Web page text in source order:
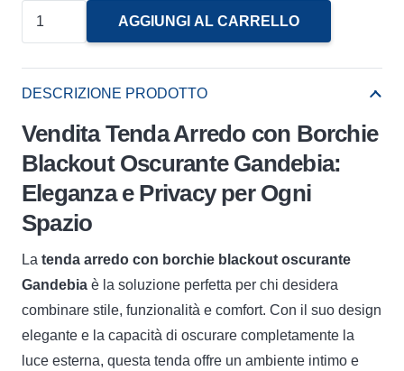
Borchie
Oscurante
Gandebia
quantità
AGGIUNGI AL CARRELLO
DESCRIZIONE PRODOTTO
Vendita Tenda Arredo con Borchie
Blackout Oscurante Gandebia:
Eleganza e Privacy per Ogni
Spazio
La tenda arredo con borchie blackout oscurante
Gandebia è la soluzione perfetta per chi desidera
combinare stile, funzionalità e comfort. Con il suo design
elegante e la capacità di oscurare completamente la
luce esterna, questa tenda offre un ambiente intimo e